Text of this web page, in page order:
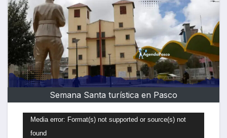
Semana Santa turística en Pasco
Reproductor
de
Media error: Format(s) not supported or source(s) not
found